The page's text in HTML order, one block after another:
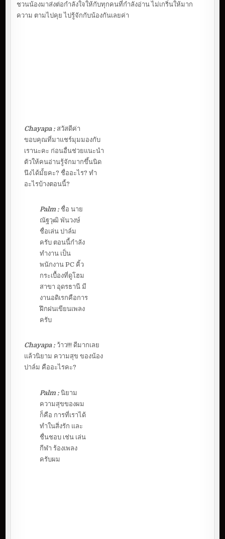
ชวนน้องมาส่งต่อกำลังใจให้กับทุกคนที่กำลังอ่าน ไม่เกริ่นให้มาก
ความ ตามไปคุย ไปรู้จักกับน้องกันเลยค่า
Chayapa : สวัสดีค่า
ขอบคุณที่มาแชร์มุมมองกับ
เรานะคะ ก่อนอื่นช่วยแนะนำ
ตัวให้คนอ่านรู้จักมากขึ้นนิด
นึงได้มั้ยคะ? ชื่ออะไร? ทำ
อะไรบ้างตอนนี้?
Palm : ชื่อ นาย
ณัฐวุฒิ พันวงษ์
ชื่อเล่น ปาล์ม
ครับ ตอนนี้กำลัง
ทำงาน เป็น
พนักงาน PC คิ้ว
กระเบื้องที่ดูโฮม
สาขา อุดรธานี มี
งานอดิเรกคือการ
ฝึกฝนเขียนเพลง
ครับ
Chayapa : ว้าว!!! ดีมากเลย
แล้วนิยาม ความสุข ของน้อง
ปาล์ม คืออะไรคะ?
Palm : นิยาม
ความสุขของผม
ก็คือ การที่เราได้
ทำในสิ่งรัก และ
ชื่นชอบ เช่น เล่น
กีฬา ร้องเพลง
ครับผม